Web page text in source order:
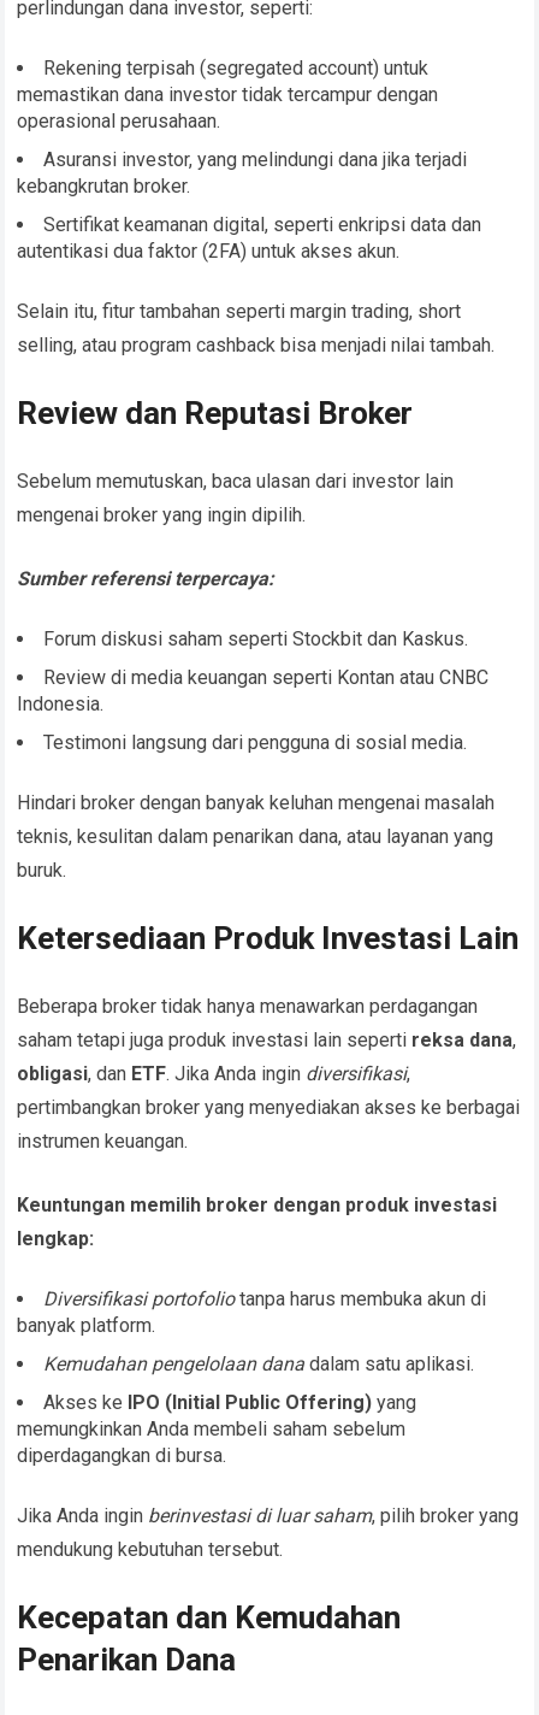
perlindungan dana investor, seperti:
Rekening terpisah (segregated account) untuk
memastikan dana investor tidak tercampur dengan
operasional perusahaan.
Asuransi investor, yang melindungi dana jika terjadi
kebangkrutan broker.
Sertifikat keamanan digital, seperti enkripsi data dan
autentikasi dua faktor (2FA) untuk akses akun.
Selain itu, fitur tambahan seperti margin trading, short
selling, atau program cashback bisa menjadi nilai tambah.
Review dan Reputasi Broker
Sebelum memutuskan, baca ulasan dari investor lain
mengenai broker yang ingin dipilih.
Sumber referensi terpercaya:
Forum diskusi saham seperti Stockbit dan Kaskus.
Review di media keuangan seperti Kontan atau CNBC
Indonesia.
Testimoni langsung dari pengguna di sosial media.
Hindari broker dengan banyak keluhan mengenai masalah
teknis, kesulitan dalam penarikan dana, atau layanan yang
buruk.
Ketersediaan Produk Investasi Lain
Beberapa broker tidak hanya menawarkan perdagangan
saham tetapi juga produk investasi lain seperti reksa dana,
obligasi, dan ETF. Jika Anda ingin diversifikasi,
pertimbangkan broker yang menyediakan akses ke berbagai
instrumen keuangan.
Keuntungan memilih broker dengan produk investasi
lengkap:
Diversifikasi portofoliotanpa harus membuka akun di
banyak platform.
Kemudahan pengelolaan dana dalam satu aplikasi.
Akses ke
IPO (Initial Public Offering) yang
memungkinkan Anda membeli saham sebelum
diperdagangkan di bursa.
Jika Anda ingin berinvestasi di luar saham, pilih broker yang
mendukung kebutuhan tersebut.
Kecepatan dan Kemudahan
Penarikan Dana